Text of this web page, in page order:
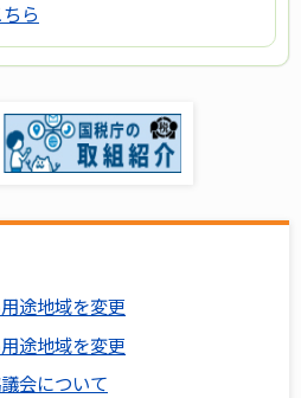
ら
途地域を変更
途地域を変更
会について